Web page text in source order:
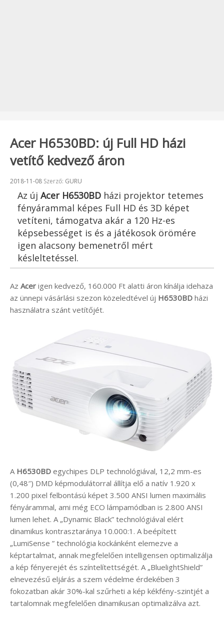
Acer H6530BD: új Full HD házi
vetítő kedvező áron
Beküldve:
2018-11-08 Szerző: GURU
Az új Acer H6530BD házi projektor tetemes
fényárammal képes Full HD és 3D képet
vetíteni, támogatva akár a 120 Hz-es
képsebességet is és a játékosok örömére
igen alacsony bemenetről mért
késleltetéssel.
Az Acer igen kedvező, 160.000 Ft alatti áron kínálja idehaza
az ünnepi vásárlási szezon közeledtével új H6530BD házi
használatra szánt vetítőjét.
A H6530BD egychipes DLP technológiával, 12,2 mm-es
(0,48″) DMD képmodulátorral állítja elő a natív 1.920 x
1.200 pixel felbontású képet 3.500 ANSI lumen maximális
fényárammal, ami még ECO lámpamódban is 2.800 ANSI
lumen lehet. A „Dynamic Black” technológiával elért
dinamikus kontrasztaránya 10.000:1. A beépített
„LumiSense ” technológia kockánként elemezve a
képtartalmat, annak megfelelően intelligensen optimalizálja
a kép fényerejét és színtelítettségét. A „BluelightShield”
elnevezésű eljárás a szem védelme érdekében 3
fokozatban akár 30%-kal szűrheti a kép kékfény-szintjét a
tartalomnak megfelelően dinamikusan optimalizálva azt.